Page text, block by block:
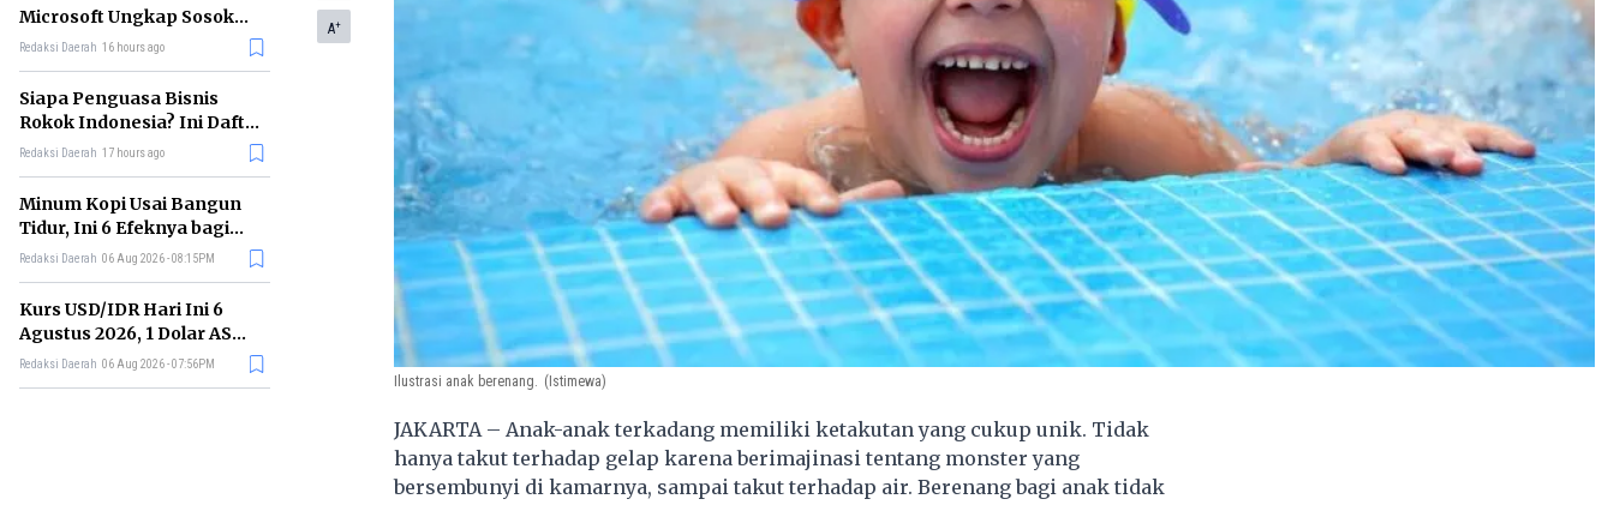
Microsoft Ungkap Sosok
yang Paling Cocok
Redaksi Daerah 16 hours ago
Siapa Penguasa Bisnis
Rokok Indonesia? Ini Daftar
Perusahaan Terbesarnya
Redaksi Daerah 17 hours ago
Minum Kopi Usai Bangun
Tidur, Ini 6 Efeknya bagi
Kesehatan Tubuh
Redaksi Daerah 06 Aug 2026 - 08:15PM
Kurs USD/IDR Hari Ini 6
Agustus 2026, 1 Dolar AS
Kini Berapa Rupiah?
Redaksi Daerah 06 Aug 2026 - 07:56PM
A+
Ilustrasi anak berenang. (Istimewa)
JAKARTA – Anak-anak terkadang memiliki ketakutan yang cukup unik. Tidak
hanya takut terhadap gelap karena berimajinasi tentang monster yang
bersembunyi di kamarnya, sampai takut terhadap air. Berenang bagi anak tidak